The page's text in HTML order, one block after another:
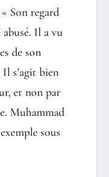
Son regard
abusé. Il a vu
de son
Il s’agit bien
et non par
Muhammad
sous